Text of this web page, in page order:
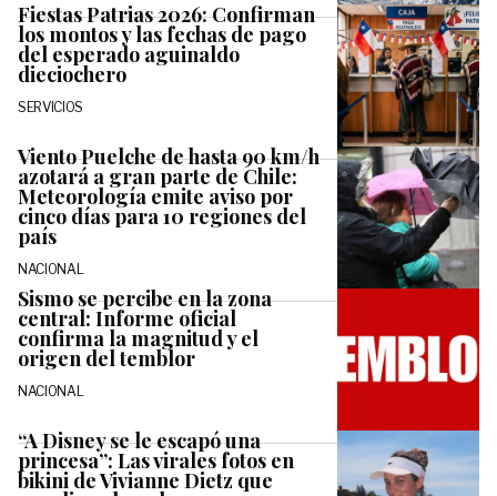
Fiestas Patrias 2026: Confirman
los montos y las fechas de pago
del esperado aguinaldo
dieciochero
SERVICIOS
Viento Puelche de hasta 90 km/h
azotará a gran parte de Chile:
Meteorología emite aviso por
cinco días para 10 regiones del
país
NACIONAL
Sismo se percibe en la zona
central: Informe oficial
confirma la magnitud y el
origen del temblor
NACIONAL
“A Disney se le escapó una
princesa”: Las virales fotos en
bikini de Vivianne Dietz que